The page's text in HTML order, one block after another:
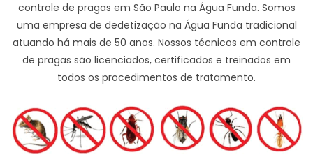
controle de pragas em São Paulo na Água Funda. Somos
uma empresa de dedetização na Água Funda tradicional
atuando há mais de 50 anos. Nossos técnicos em controle
de pragas são licenciados, certificados e treinados em
todos os procedimentos de tratamento.